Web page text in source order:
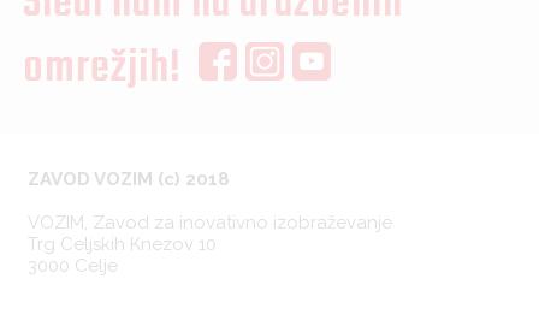
omrežjih!
ZAVOD VOZIM (c) 2018
VOZIM, Zavod za inovativno izobraževanje
Trg Celjskih Knezov 10
3000 Celje